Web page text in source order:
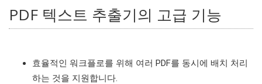
PDF 텍스트 추출기의 고급 기능
효율적인 워크플로를 위해 여러 PDF를 동시에 배치 처리
하는 것을 지원합니다.